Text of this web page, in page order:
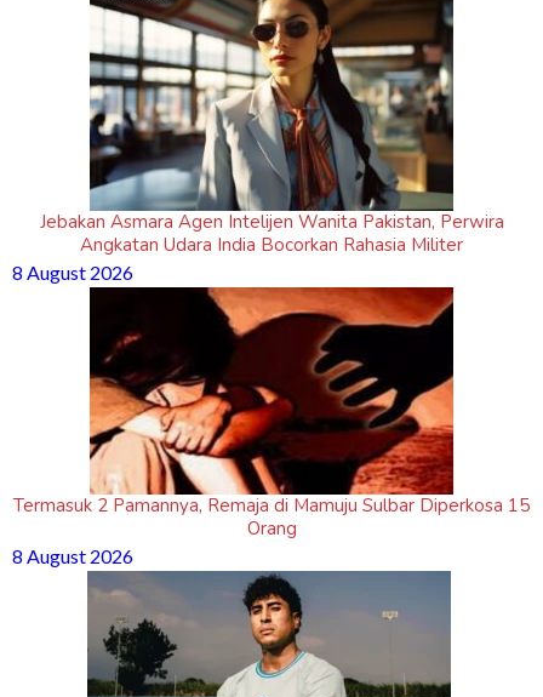
Jebakan Asmara Agen Intelijen Wanita Pakistan, Perwira
Angkatan Udara India Bocorkan Rahasia Militer
8 August 2026
Termasuk 2 Pamannya, Remaja di Mamuju Sulbar Diperkosa 15
Orang
8 August 2026